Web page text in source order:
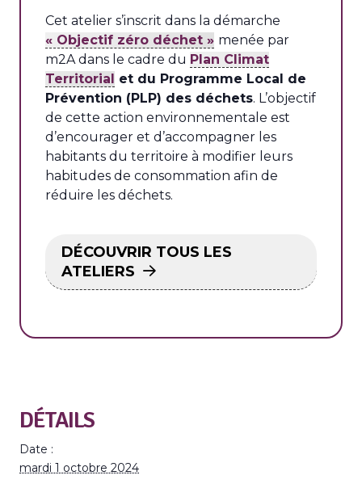
Cet atelier s’inscrit dans la démarche
« Objectif zéro déchet » menée par
m2A dans le cadre du Plan Climat
Territorial et du Programme Local de
Prévention (PLP) des déchets. L’objectif
de cette action environnementale est
d’encourager et d’accompagner les
habitants du territoire à modifier leurs
habitudes de consommation afin de
réduire les déchets.
DÉCOUVRIR TOUS LES
ATELIERS
DÉTAILS
Date :
mardi 1 octobre 2024